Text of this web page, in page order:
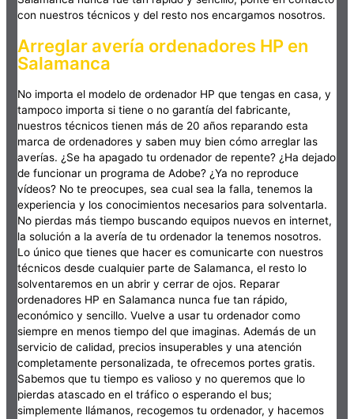
con nuestros técnicos y del resto nos encargamos nosotros.
Arreglar avería ordenadores HP en
Salamanca
No importa el modelo de ordenador HP que tengas en casa, y
tampoco importa si tiene o no garantía del fabricante,
nuestros técnicos tienen más de 20 años reparando esta
marca de ordenadores y saben muy bien cómo arreglar las
averías. ¿Se ha apagado tu ordenador de repente? ¿Ha dejado
de funcionar un programa de Adobe? ¿Ya no reproduce
vídeos? No te preocupes, sea cual sea la falla, tenemos la
experiencia y los conocimientos necesarios para solventarla.
No pierdas más tiempo buscando equipos nuevos en internet,
la solución a la avería de tu ordenador la tenemos nosotros.
Lo único que tienes que hacer es comunicarte con nuestros
técnicos desde cualquier parte de Salamanca, el resto lo
solventaremos en un abrir y cerrar de ojos. Reparar
ordenadores HP en Salamanca nunca fue tan rápido,
económico y sencillo. Vuelve a usar tu ordenador como
siempre en menos tiempo del que imaginas. Además de un
servicio de calidad, precios insuperables y una atención
completamente personalizada, te ofrecemos portes gratis.
Sabemos que tu tiempo es valioso y no queremos que lo
pierdas atascado en el tráfico o esperando el bus;
simplemente llámanos, recogemos tu ordenador, y hacemos